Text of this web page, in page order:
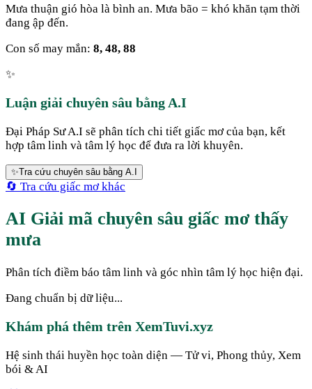
Mưa thuận gió hòa là bình an. Mưa bão = khó khăn tạm thời
đang ập đến.
Con số may mắn: 8, 48, 88
✨
Luận giải chuyên sâu bằng A.I
Đại Pháp Sư A.I sẽ phân tích chi tiết giấc mơ của bạn, kết
hợp tâm linh và tâm lý học để đưa ra lời khuyên.
✨Tra cứu chuyên sâu bằng A.I
🔄 Tra cứu giấc mơ khác
AI Giải mã chuyên sâu giấc mơ thấy
mưa
Phân tích điềm báo tâm linh và góc nhìn tâm lý học hiện đại.
Đang chuẩn bị dữ liệu...
Khám phá thêm trên XemTuvi.xyz
Hệ sinh thái huyền học toàn diện — Tử vi, Phong thủy, Xem
bói & AI